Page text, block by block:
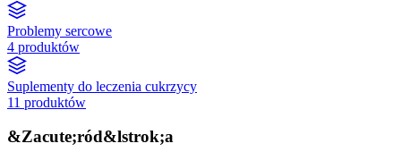
Problemy sercowe
4 produktów
Suplementy do leczenia cukrzycy
11 produktów
&Zacute;ród&lstrok;a